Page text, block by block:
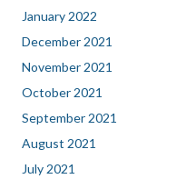
January 2022
December 2021
November 2021
October 2021
September 2021
August 2021
July 2021